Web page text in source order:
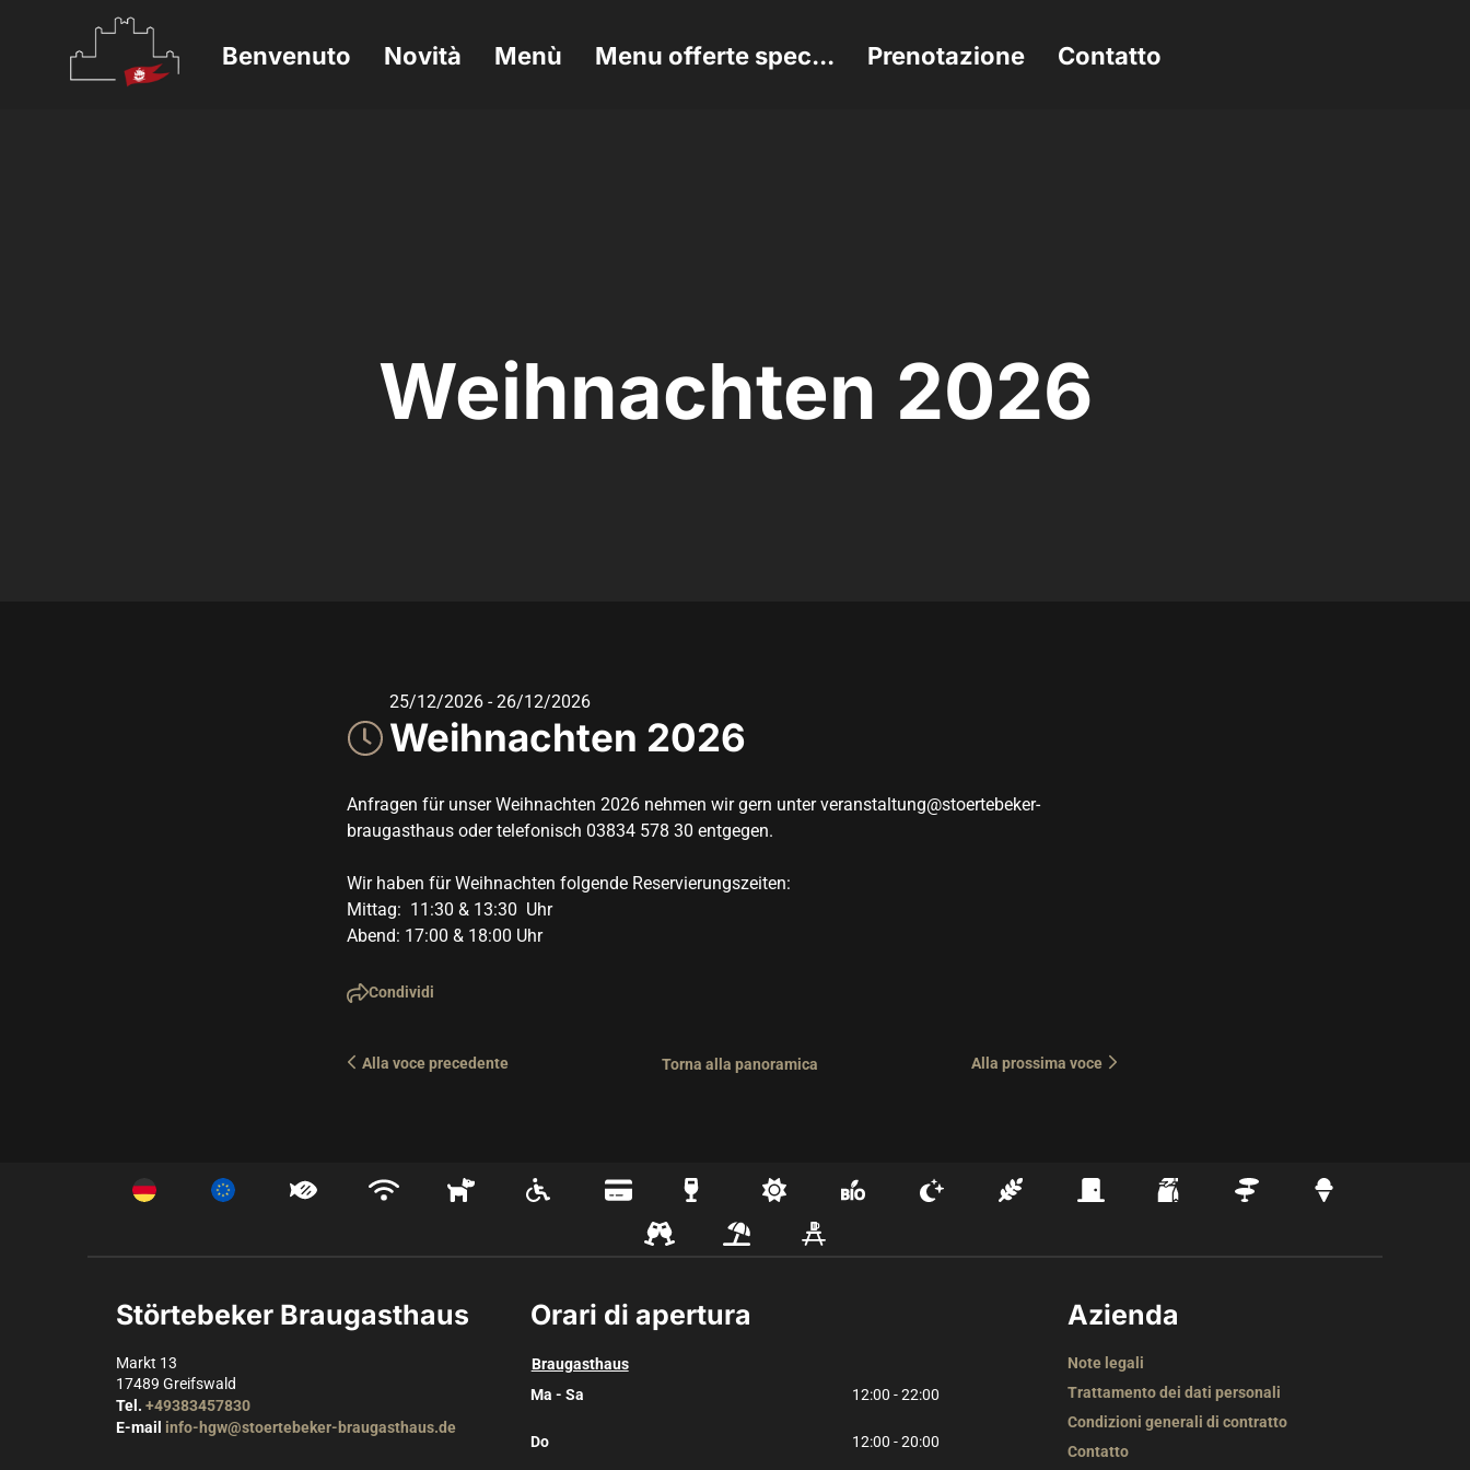
Benvenuto Novità Menù Menu offerte spec... Prenotazione Contatto
Weihnachten 2026
25/12/2026 - 26/12/2026
Weihnachten 2026
Anfragen für unser Weihnachten 2026 nehmen wir gern unter veranstaltung@stoertebeker-
braugasthaus oder telefonisch 03834 578 30 entgegen.
Wir haben für Weihnachten folgende Reservierungszeiten:
Mittag:  11:30 & 13:30  Uhr
Abend: 17:00 & 18:00 Uhr
Condividi
Alla voce precedente Torna alla panoramica Alla prossima voce
Störtebeker Braugasthaus
Markt 13
17489 Greifswald
Tel. +49383457830
E-mail info-hgw@stoertebeker-braugasthaus.de
Orari di apertura
Braugasthaus
Ma - Sa
12:00 - 22:00
Do 12:00 - 20:00
Azienda
Note legali
Trattamento dei dati personali
Condizioni generali di contratto
Contatto